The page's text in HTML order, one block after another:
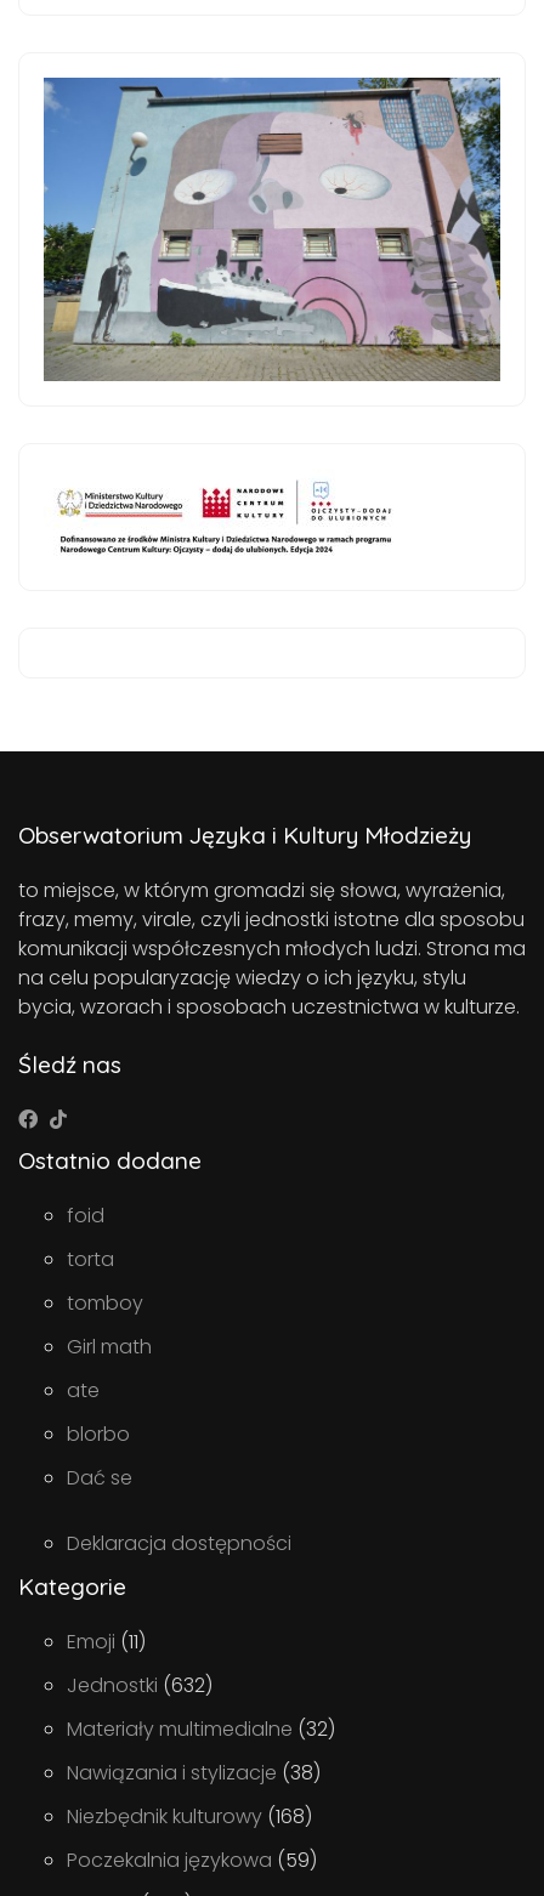
Obserwatorium Języka i Kultury Młodzieży
to miejsce, w którym gromadzi się słowa, wyrażenia,
frazy, memy, virale, czyli jednostki istotne dla sposobu
komunikacji współczesnych młodych ludzi. Strona ma
na celu popularyzację wiedzy o ich języku, stylu
bycia, wzorach i sposobach uczestnictwa w kulturze.
Śledź nas
Ostatnio dodane
foid
torta
tomboy
Girl math
ate
blorbo
Dać se
Deklaracja dostępności
Kategorie
Emoji (11)
Jednostki (632)
Materiały multimedialne (32)
Nawiązania i stylizacje (38)
Niezbędnik kulturowy (168)
Poczekalnia językowa (59)